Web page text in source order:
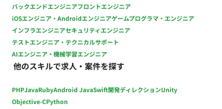
バックエンドエンジニアフロントエンジニア
iOSエンジニア・Androidエンジニアゲームプログラマ・エンジニア
インフラエンジニアセキュリティエンジニア
テストエンジニア・テクニカルサポート
AIエンジニア・機械学習エンジニア
他のスキルで求人・案件を探す
PHPJavaRubyAndroid JavaSwift開発ディレクションUnity
Objective-CPython